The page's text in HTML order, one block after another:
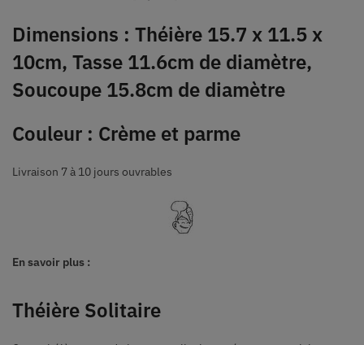
Dimensions : Théière 15.7 x 11.5 x
10cm, Tasse 11.6cm de diamètre,
Soucoupe 15.8cm de diamètre
Couleur : Crème et parme
Livraison 7 à 10 jours ouvrables
En savoir plus :
Théière Solitaire